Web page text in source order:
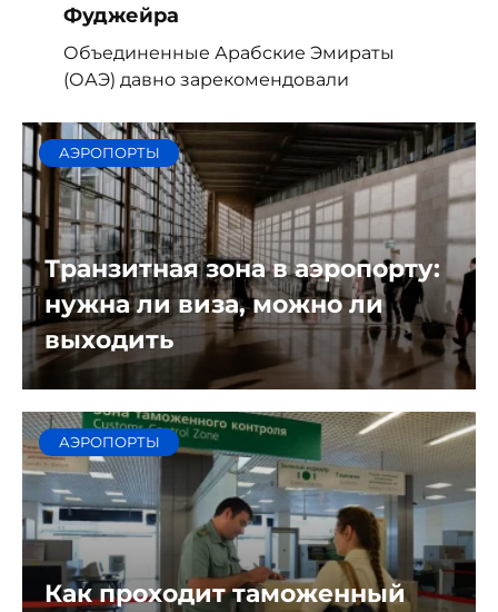
Фуджейра
Объединенные Арабские Эмираты
(ОАЭ) давно зарекомендовали
АЭРОПОРТЫ
Транзитная зона в аэропорту:
нужна ли виза, можно ли
выходить
АЭРОПОРТЫ
Как проходит таможенный